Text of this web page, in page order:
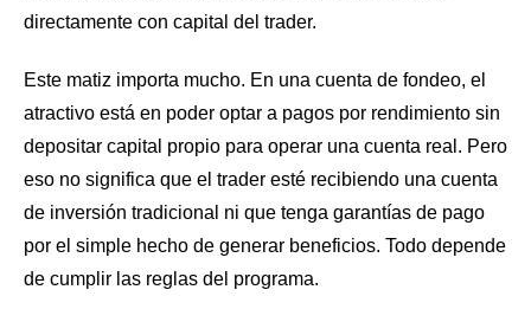
directamente con capital del trader.
Este matiz importa mucho. En una cuenta de fondeo, el
atractivo está en poder optar a pagos por rendimiento sin
depositar capital propio para operar una cuenta real. Pero
eso no significa que el trader esté recibiendo una cuenta
de inversión tradicional ni que tenga garantías de pago
por el simple hecho de generar beneficios. Todo depende
de cumplir las reglas del programa.